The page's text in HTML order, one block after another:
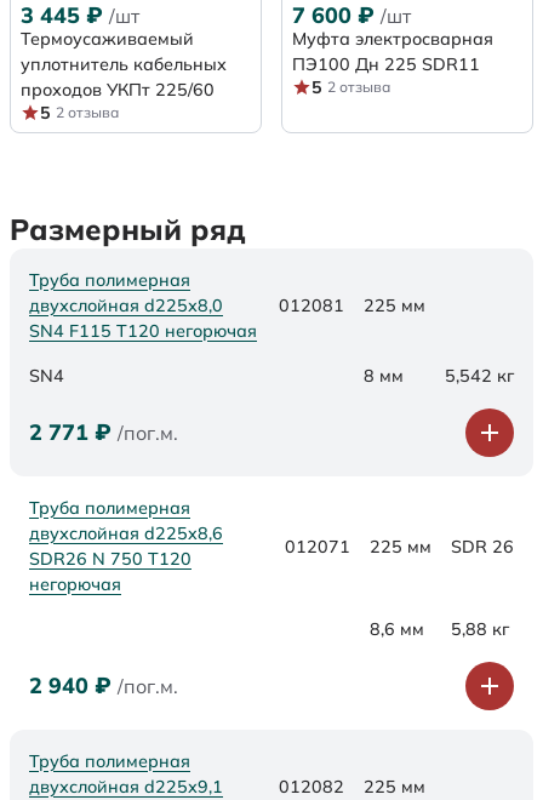
3 445 ₽ /шт
Термоусаживаемый
уплотнитель кабельных
проходов УКПт 225/60
5 2 отзыва
7 600 ₽ /шт
Муфта электросварная
ПЭ100 Дн 225 SDR11
5 2 отзыва
Размерный ряд
Труба полимерная
двухслойная d225х8,0
SN4 F115 Т120 негорючая
012081 225 мм
SN4 8 мм 5,542 кг
2 771 ₽ /пог.м.
Труба полимерная
двухслойная d225x8,6
SDR26 N 750 Т120
негорючая
012071 225 мм SDR 26
8,6 мм 5,88 кг
2 940 ₽ /пог.м.
Труба полимерная
двухслойная d225х9,1
012082 225 мм